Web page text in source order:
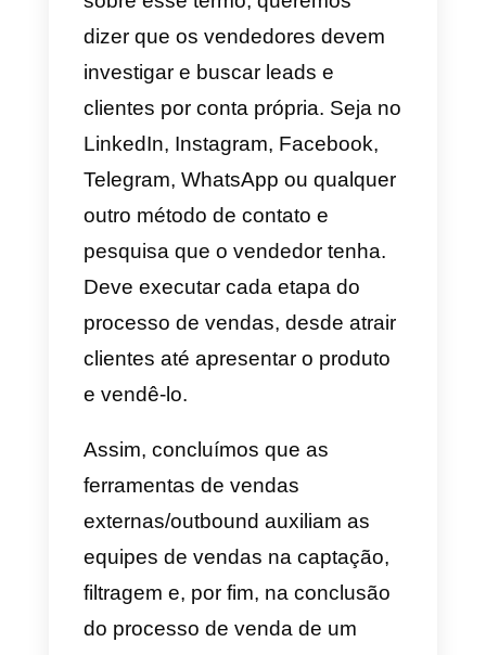
a visibilidade do pipeline e
aumenta a receita do seu
companhia.
Agora, você vai se perguntar por
que este artigo tem vendas
outbound como parte de seu
título e isso porque existem
temos este. Quando falamos
dizer que os vendedores devem
investigar e buscar leads e
clientes por conta própria. Seja
LinkedIn, Instagram, Facebook,
Telegram, WhatsApp ou qualquer